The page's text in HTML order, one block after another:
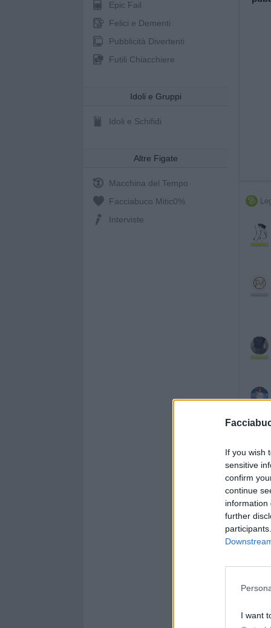
If you wish
sensitive
confirm
continue
information
further
I want
Epic Fail
Felici e Dementi
Pubblicità Divertenti
Futili Chiacchiere
Idoli e Gruppi
Idoli e Schifidi
Altre Figate
Macchina del Tempo
Facciabuco Mitic0%
Interviste
